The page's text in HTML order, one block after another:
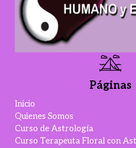
Páginas
Inicio
Quienes Somos
Curso de Astrología
Curso Terapeuta Floral con